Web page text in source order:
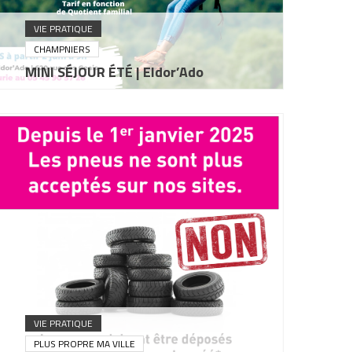
VIE PRATIQUE
CHAMPNIERS
MINI SÉJOUR ÉTÉ | Eldor’Ado
VIE PRATIQUE
PLUS PROPRE MA VILLE